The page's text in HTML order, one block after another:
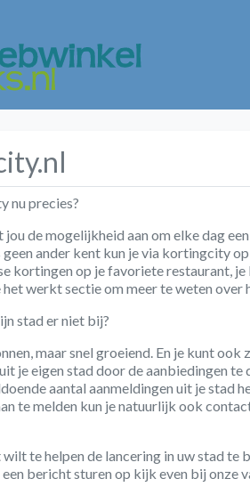
nu precies?
de mogelijkheid aan om elke dag
ander kent kun je via kortingcity op
kortingen op je favoriete restaurant, je
werkt sectie om meer te weten over
stad er niet bij?
maar snel groeiend. En je kunt
je eigen stad door de aanbiedingen te
aantal aanmeldingen uit je stad
te melden kun je natuurlijk ook
wilt te helpen de lancering in uw stad
bericht sturen op kijk even bij onze